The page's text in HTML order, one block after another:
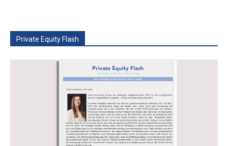
Private Equity Flash